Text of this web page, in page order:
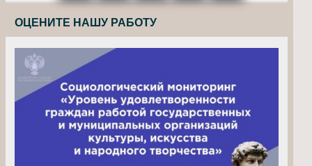
ОЦЕНИТЕ НАШУ РАБОТУ